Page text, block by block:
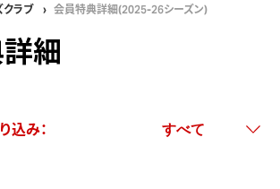
クラブ 会員特典詳細(2025-26シーズン)
細
込み：